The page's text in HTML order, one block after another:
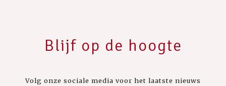
Blijf op de hoogte
Volg onze sociale media voor het laatste nieuws